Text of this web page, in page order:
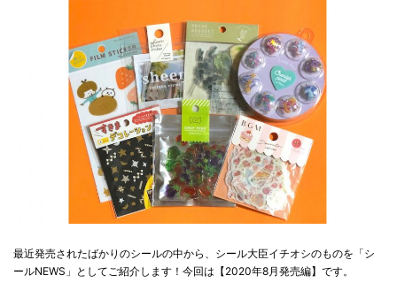
最近発売されたばかりのシールの中から、シール大臣イチオシのものを「シ
ールNEWS」としてご紹介します！今回は【2020年8月発売編】です。